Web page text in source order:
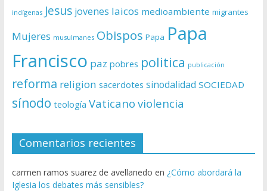
indígenas Jesus jovenes laicos medioambiente migrantes
Mujeres musulmanes Obispos Papa Papa
Francisco paz pobres politica publicación
reforma religion sacerdotes sinodalidad SOCIEDAD
sínodo teología Vaticano violencia
Comentarios recientes
carmen ramos suarez de avellanedo en ¿Cómo abordará la
Iglesia los debates más sensibles?